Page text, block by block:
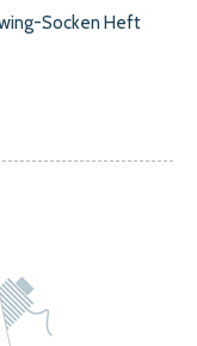
Socken Heft